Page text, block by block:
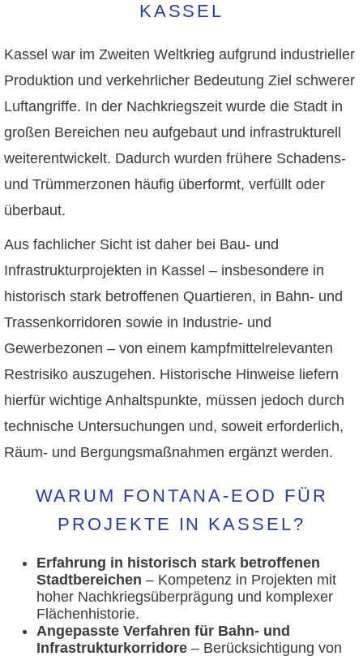
KASSEL
Kassel war im Zweiten Weltkrieg aufgrund industrieller
Produktion und verkehrlicher Bedeutung Ziel schwerer
Luftangriffe. In der Nachkriegszeit wurde die Stadt in
großen Bereichen neu aufgebaut und infrastrukturell
weiterentwickelt. Dadurch wurden frühere Schadens-
und Trümmerzonen häufig überformt, verfüllt oder
überbaut.
Aus fachlicher Sicht ist daher bei Bau- und
Infrastrukturprojekten in Kassel – insbesondere in
historisch stark betroffenen Quartieren, in Bahn- und
Trassenkorridoren sowie in Industrie- und
Gewerbezonen – von einem kampfmittelrelevanten
Restrisiko auszugehen. Historische Hinweise liefern
hierfür wichtige Anhaltspunkte, müssen jedoch durch
technische Untersuchungen und, soweit erforderlich,
Räum- und Bergungsmaßnahmen ergänzt werden.
WARUM FONTANA-EOD FÜR
PROJEKTE IN KASSEL?
Erfahrung in historisch stark betroffenen
Stadtbereichen – Kompetenz in Projekten mit
hoher Nachkriegsüberprägung und komplexer
Flächenhistorie.
Angepasste Verfahren für Bahn- und
Infrastrukturkorridore – Berücksichtigung von